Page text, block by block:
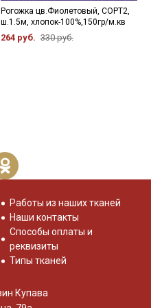
Рогожка цв.Фиолетовый, СОРТ2,
ш.1.5м, хлопок-100%,150гр/м.кв
264 руб. 330 руб.
Работы из наших тканей
Наши контакты
Способы оплаты и
реквизиты
Типы тканей
Купава